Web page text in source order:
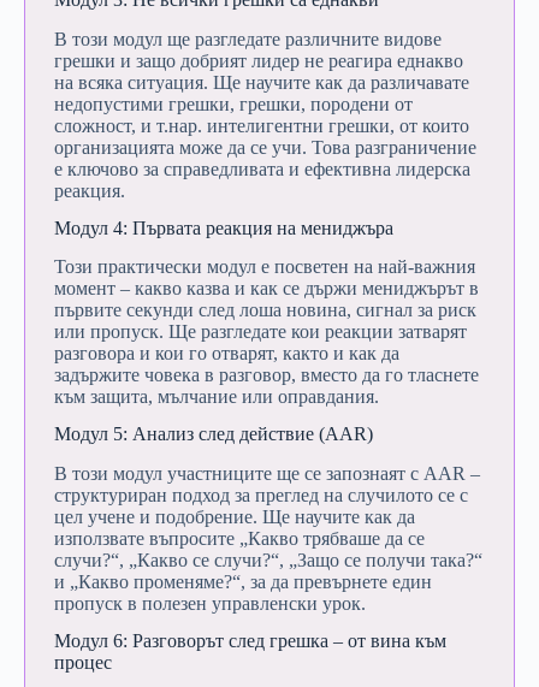
В този модул ще разгледате различните видове
грешки и защо добрият лидер не реагира еднакво
на всяка ситуация. Ще научите как да различавате
недопустими грешки, грешки, породени от
сложност, и т.нар. интелигентни грешки, от които
организацията може да се учи. Това разграничение
е ключово за справедливата и ефективна лидерска
реакция.
Модул 4: Първата реакция на мениджъра
Този практически модул е посветен на най-важния
момент – какво казва и как се държи мениджърът в
първите секунди след лоша новина, сигнал за риск
или пропуск. Ще разгледате кои реакции затварят
разговора и кои го отварят, както и как да
задържите човека в разговор, вместо да го тласнете
към защита, мълчание или оправдания.
Модул 5: Анализ след действие (AAR)
В този модул участниците ще се запознаят с AAR –
структуриран подход за преглед на случилото се с
цел учене и подобрение. Ще научите как да
използвате въпросите „Какво трябваше да се
случи?“, „Какво се случи?“, „Защо се получи така?“
и „Какво променяме?“, за да превърнете един
пропуск в полезен управленски урок.
Модул 6: Разговорът след грешка – от вина към
процес